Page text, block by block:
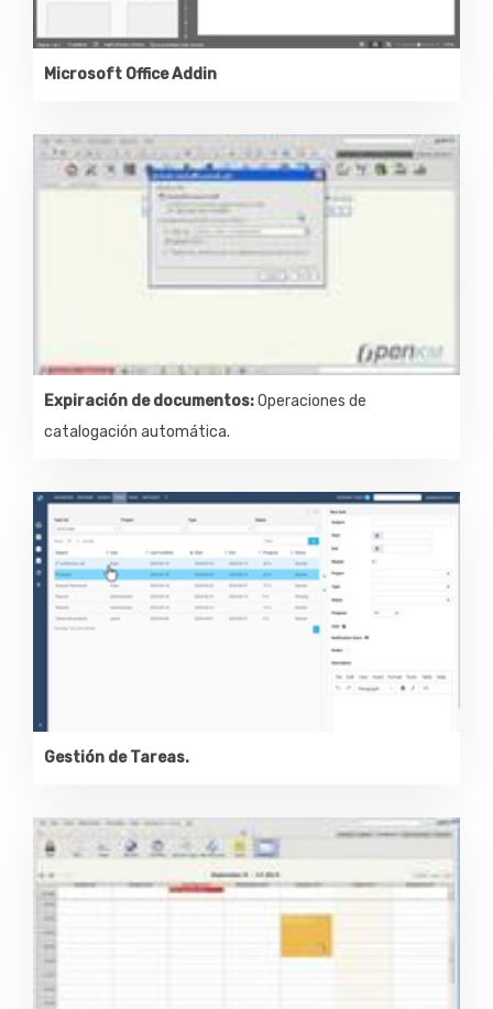
Microsoft Office Addin
Expiración de documentos:Operaciones de
catalogación automática.
Gestión de Tareas.